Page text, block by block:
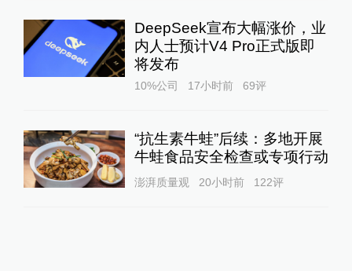
DeepSeek宣布大幅涨价，业
内人士预计V4 Pro正式版即
将发布
10%公司 17小时前 69评
“抗生素牛蛙”后续：多地开展
牛蛙食品安全检查或专项行动
澎湃质量观 20小时前 122评